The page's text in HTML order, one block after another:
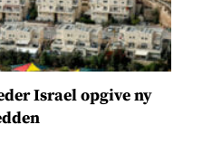
Israel opgive ny